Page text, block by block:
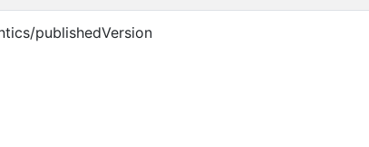
publishedVersion